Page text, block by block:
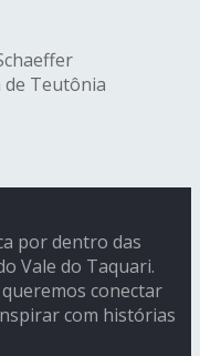
Teutônia
por dentro das
Vale do Taquari.
conectar
com histórias